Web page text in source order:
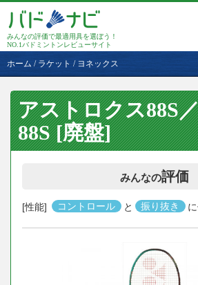
みんなの評価で最適用具を選ぼう！
NO.1バドミントンレビューサイト
ホーム / ラケット / ヨネックス
アストロクス88S
88S [廃盤]
みんなの評価
[性能] コントロール と 振り抜き